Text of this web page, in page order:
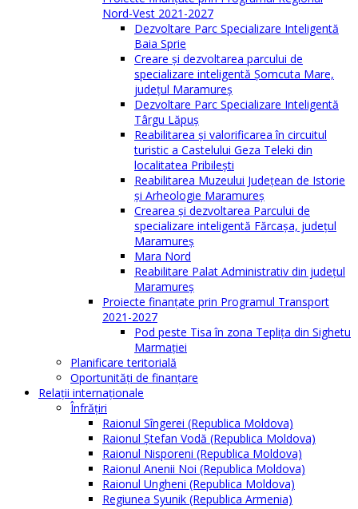
Nord-Vest 2021-2027
Dezvoltare Parc Specializare Inteligentă
Baia Sprie
Creare și dezvoltarea parcului de
specializare inteligentă Șomcuta Mare,
județul Maramureș
Dezvoltare Parc Specializare Inteligentă
Târgu Lăpuș
Reabilitarea și valorificarea în circuitul
turistic a Castelului Geza Teleki din
localitatea Pribilești
Reabilitarea Muzeului Județean de Istorie
și Arheologie Maramureș
Crearea și dezvoltarea Parcului de
specializare inteligentă Fărcașa, județul
Maramureș
Mara Nord
Reabilitare Palat Administrativ din județul
Maramureș
Proiecte finanțate prin Programul Transport
2021-2027
Pod peste Tisa în zona Teplița din Sighetu
Marmației
Planificare teritorială
Oportunităţi de finanţare
Relaţii internaţionale
Înfrăţiri
Raionul Sîngerei (Republica Moldova)
Raionul Ștefan Vodă (Republica Moldova)
Raionul Nisporeni (Republica Moldova)
Raionul Anenii Noi (Republica Moldova)
Raionul Ungheni (Republica Moldova)
Regiunea Syunik (Republica Armenia)